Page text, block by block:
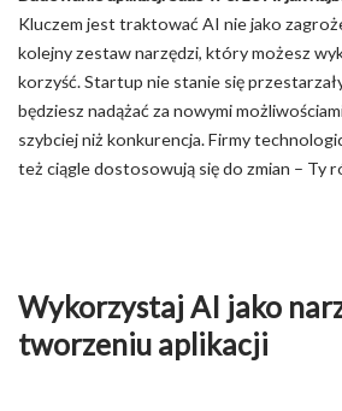
Kluczem jest traktować AI nie jako
kolejny zestaw narzędzi, który możesz
korzyść. Startup nie stanie się
będziesz nadążać za nowymi
szybciej niż konkurencja. Firmy
też ciągle dostosowują się do zmian – Ty
Wykorzystaj AI jako
tworzeniu aplikacji